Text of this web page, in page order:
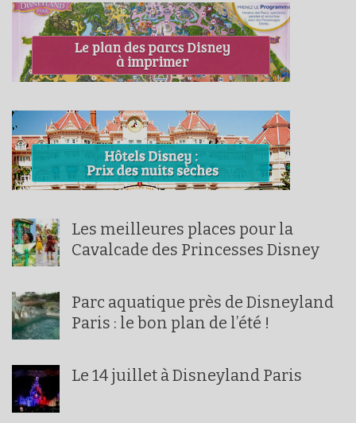
Les meilleures places pour la
Cavalcade des Princesses Disney
Parc aquatique près de Disneyland
Paris : le bon plan de l’été !
Le 14 juillet à Disneyland Paris